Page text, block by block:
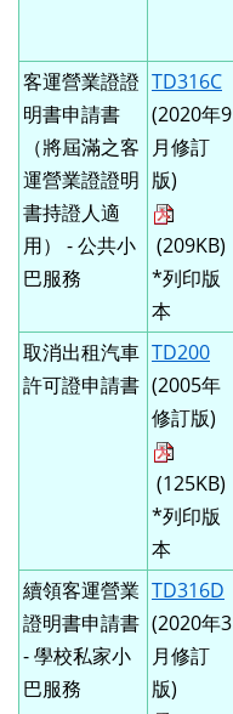
客運營業證證
明書申請書
（將屆滿之客
運營業證證明
書持證人適
用） - 公共小
巴服務
TD316C
(2020年9
月修訂
版)
(209KB)
*列印版
本
取消出租汽車
許可證申請書
TD200
(2005年
修訂版)
(125KB)
*列印版
本
續領客運營業
證明書申請書
- 學校私家小
巴服務
TD316D
(2020年3
月修訂
版)